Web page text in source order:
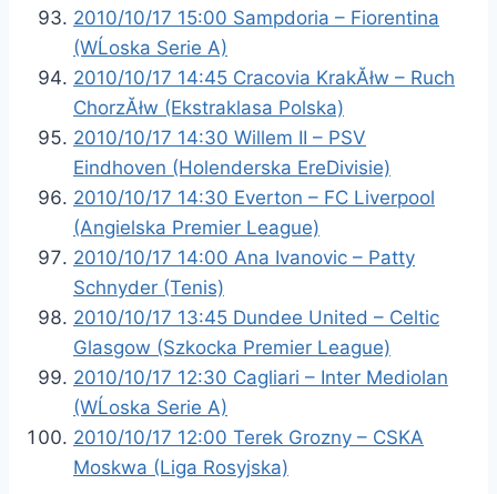
2010/10/17 15:00 Sampdoria – Fiorentina
(WĹoska Serie A)
2010/10/17 14:45 Cracovia KrakĂłw – Ruch
ChorzĂłw (Ekstraklasa Polska)
2010/10/17 14:30 Willem II – PSV
Eindhoven (Holenderska EreDivisie)
2010/10/17 14:30 Everton – FC Liverpool
(Angielska Premier League)
2010/10/17 14:00 Ana Ivanovic – Patty
Schnyder (Tenis)
2010/10/17 13:45 Dundee United – Celtic
Glasgow (Szkocka Premier League)
2010/10/17 12:30 Cagliari – Inter Mediolan
(WĹoska Serie A)
2010/10/17 12:00 Terek Grozny – CSKA
Moskwa (Liga Rosyjska)